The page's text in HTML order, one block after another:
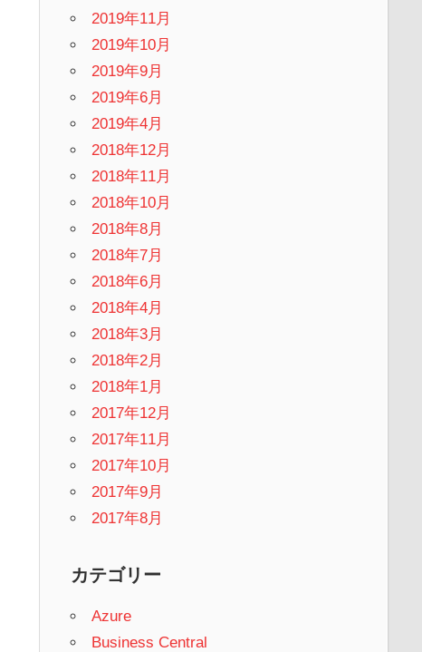
2019年11月
2019年10月
2019年9月
2019年6月
2019年4月
2018年12月
2018年11月
2018年10月
2018年8月
2018年7月
2018年6月
2018年4月
2018年3月
2018年2月
2018年1月
2017年12月
2017年11月
2017年10月
2017年9月
2017年8月
カテゴリー
Azure
Business Central